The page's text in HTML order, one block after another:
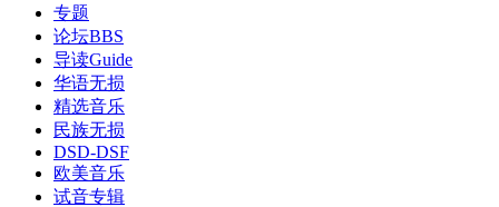
专题
论坛BBS
导读Guide
华语无损
精选音乐
民族无损
DSD-DSF
欧美音乐
试音专辑